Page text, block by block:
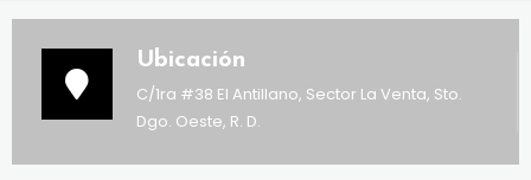
Ubicación
C/1ra #38 El Antillano, Sector La Venta, Sto.
Dgo. Oeste, R. D.